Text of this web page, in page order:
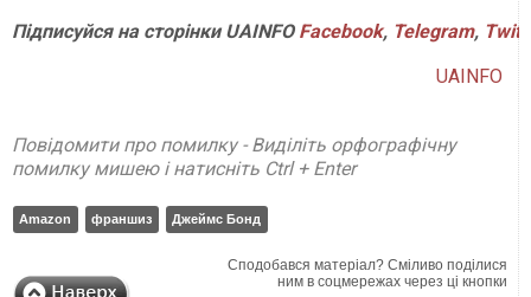
ПідписуйсянасторінкиUAINFO Facebook, Telegram,
UAINFO
Повідомити про помилку - Виділіть орфографічну
помилку мишею і натисніть Ctrl + Enter
Amazon франшиз Джеймс Бонд
Сподобався матеріал? Сміливо поділися
ним в соцмережах через ці кнопки